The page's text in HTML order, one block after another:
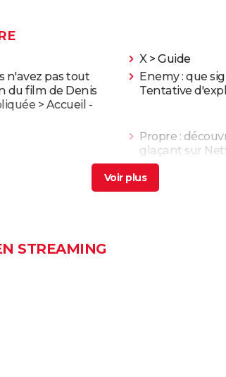
X > Guide
n'avez pas tout
du film de Denis
> Accueil -
Enemy : que
Tentative
Propre :
glaçant sur
Nuit et brouillard
Blackfish
Pitié
peuple de l'herbe
STREAMING